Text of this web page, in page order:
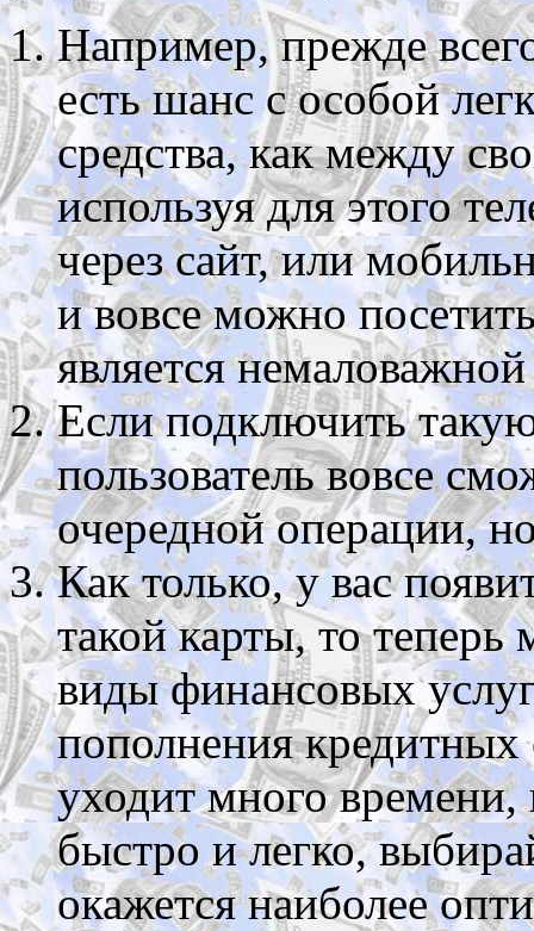
Например, прежде
есть шанс с особой
средства, как между
используя для этого
через сайт, или
и вовсе можно
является
Если подключить
пользователь вовсе
очередной операции,
Как только, у вас
такой карты, то теперь
виды финансовых
пополнения кредитных
уходит много времени,
быстро и легко,
окажется наиболее